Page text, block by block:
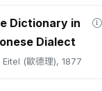
Dictionary in
Dialect
(歐德理), 1877